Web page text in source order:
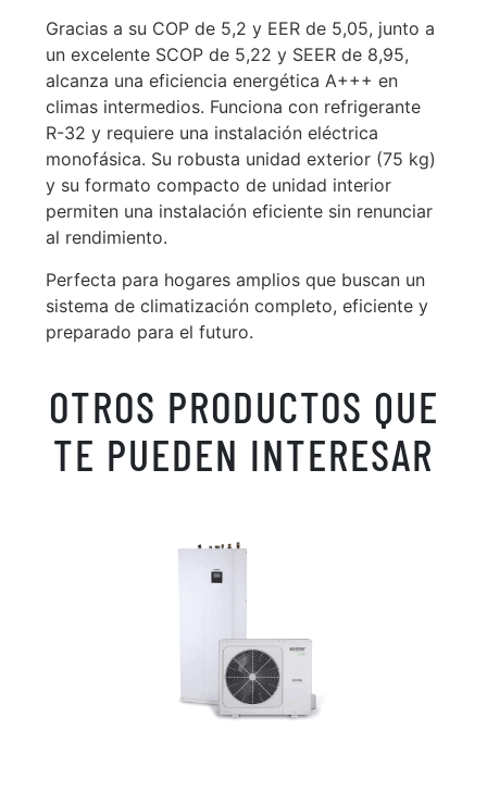
Gracias a su COP de 5,2 y EER de 5,05, junto a
un excelente SCOP de 5,22 y SEER de 8,95,
alcanza una eficiencia energética A+++ en
climas intermedios. Funciona con refrigerante
R-32 y requiere una instalación eléctrica
monofásica. Su robusta unidad exterior (75 kg)
y su formato compacto de unidad interior
permiten una instalación eficiente sin renunciar
al rendimiento.
Perfecta para hogares amplios que buscan un
sistema de climatización completo, eficiente y
preparado para el futuro.
OTROS PRODUCTOS QUE
TE PUEDEN INTERESAR